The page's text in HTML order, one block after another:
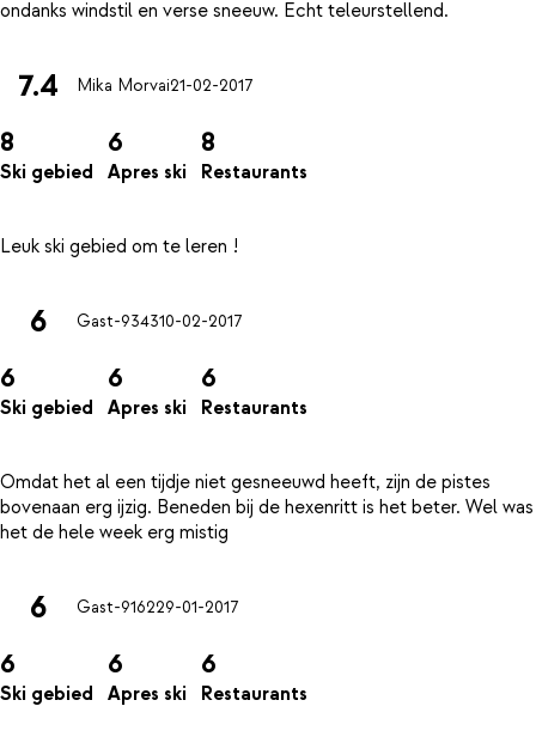
7.4 Mika Morvai21-02-2017
8
Ski gebied
6
Apres ski
8
Restaurants
6 Gast-934310-02-2017
6
Ski gebied
6
Apres ski
6
Restaurants
Omdat het al een tijdje niet gesneeuwd heeft, zijn de pistes
bovenaan erg ijzig. Beneden bij de hexenritt is het beter. Wel was
6 Gast-916229-01-2017
6
Ski gebied
6
Apres ski
6
Restaurants